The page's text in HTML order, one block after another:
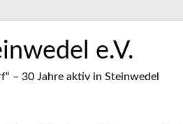
e.V.
– 30 Jahre aktiv in Steinwedel